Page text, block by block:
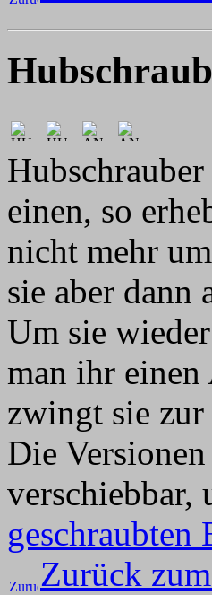
einen, so
nicht mehr
sie aber dann
Um sie
man ihr einen
zwingt sie
Die
verschiebbar,
geschraubten
Zurück